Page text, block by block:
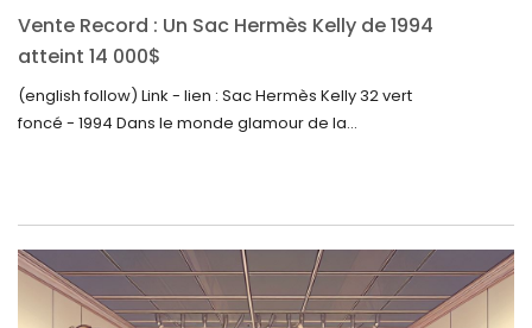
avril 2022
mars 2022
février 2022
septembre 2021
août 2021
juillet 2021
Vente Record : Un Sac Hermès Kelly de 1994
atteint 14 000$
(english follow) Link - lien : Sac Hermès Kelly 32 vert
foncé - 1994 Dans le monde glamour de la...